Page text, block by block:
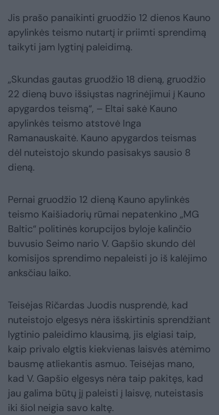
Jis prašo panaikinti gruodžio 12 dienos Kauno
apylinkės teismo nutartį ir priimti sprendimą
taikyti jam lygtinį paleidimą.
„Skundas gautas gruodžio 18 dieną, gruodžio
22 dieną buvo išsiųstas nagrinėjimui į Kauno
apygardos teismą“, – Eltai sakė Kauno
apylinkės teismo atstovė Inga
Ramanauskaitė. Kauno apygardos teismas
dėl nuteistojo skundo pasisakys sausio 8
dieną.
Pernai gruodžio 12 dieną Kauno apylinkės
teismo Kaišiadorių rūmai nepatenkino „MG
Baltic“ politinės korupcijos byloje kalinčio
buvusio Seimo nario V. Gapšio skundo dėl
komisijos sprendimo nepaleisti jo iš kalėjimo
anksčiau laiko.
Teisėjas Ričardas Juodis nusprendė, kad
nuteistojo elgesys nėra išskirtinis sprendžiant
lygtinio paleidimo klausimą, jis elgiasi taip,
kaip privalo elgtis kiekvienas laisvės atėmimo
bausmę atliekantis asmuo. Teisėjas mano,
kad V. Gapšio elgesys nėra taip pakitęs, kad
jau galima būtų jį paleisti į laisvę, nuteistasis
iki šiol neigia savo kaltę.